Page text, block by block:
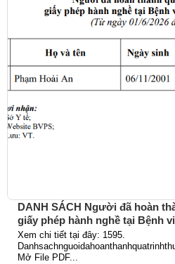
DANH SÁCH Người đã hoàn
giấy phép hành nghề tại Bệnh
ngày 01/6/2026 đến 31/7/2026)
Xem chi tiết tại đây: 1595.
Mở File PDF...